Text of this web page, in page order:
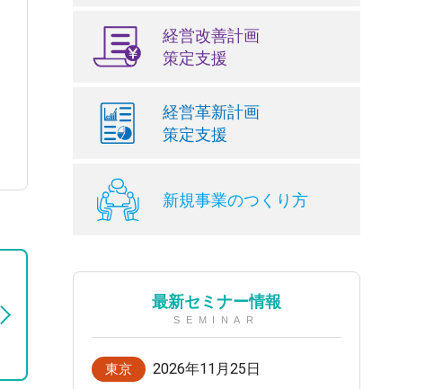
経営改善計画
策定支援
経営革新計画
策定支援
新規事業のつくり方
最新セミナー情報
SEMINAR
東京
2026年11月25日